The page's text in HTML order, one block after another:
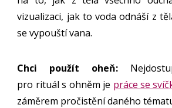
vizualizaci, jak to voda odnáší z
se vypouští vana.
Chci použít oheň:
pro rituál s ohněm je práce se
záměrem pročistění daného